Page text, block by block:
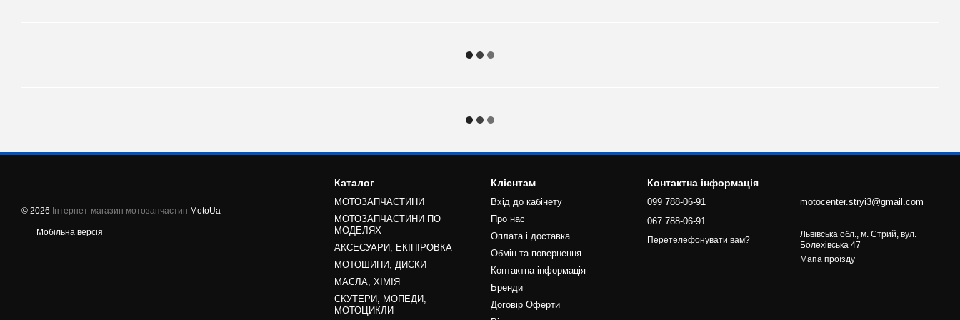
© 2026 Інтернет-магазин мотозапчастин MotoUa
Мобільна версія
Каталог
МОТОЗАПЧАСТИНИ
МОТОЗАПЧАСТИНИ ПО
МОДЕЛЯХ
АКСЕСУАРИ, ЕКІПІРОВКА
МОТОШИНИ, ДИСКИ
МАСЛА, ХІМІЯ
СКУТЕРИ, МОПЕДИ,
МОТОЦИКЛИ
Клієнтам
Вхід до кабінету
Про нас
Оплата і доставка
Обмін та повернення
Контактна інформація
Бренди
Договір Оферти
Контактна інформація
099 788-06-91
067 788-06-91
Перетелефонувати вам?
motocenter.stryi3@gmail.com
Львівська обл., м. Стрий, вул.
Болехівська 47
Мапа проїзду